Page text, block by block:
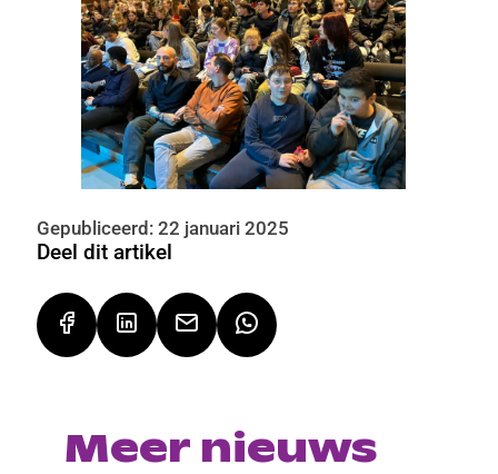
Gepubliceerd: 22 januari 2025
Deel dit artikel
Meer nieuws